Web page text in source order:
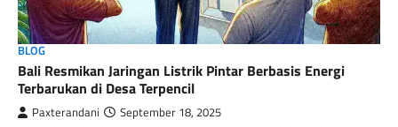
BLOG
Bali Resmikan Jaringan Listrik Pintar Berbasis Energi
Terbarukan di Desa Terpencil
Paxterandani September 18, 2025